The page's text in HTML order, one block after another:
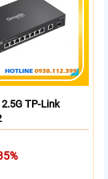
phòng và hệ
đại.
TP-Link